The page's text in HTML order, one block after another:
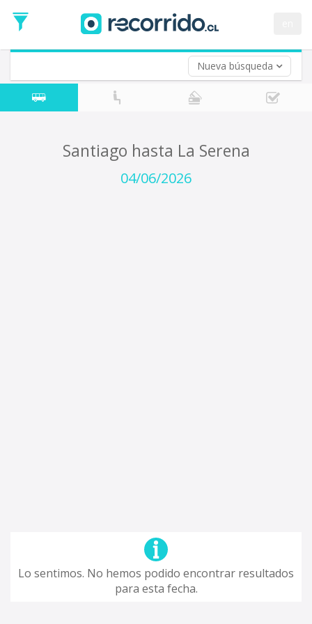
Nueva búsqueda
de
Ida
Vuelta (opcional)
Fecha
de
Santiago hasta La Serena
04/06/2026
Lo sentimos. No hemos podido encontrar resultados
para esta fecha.